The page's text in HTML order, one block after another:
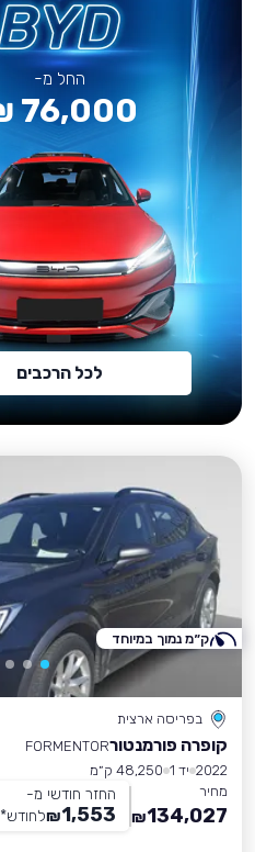
החל מ-
76,000 ₪
לכל הרכבים
בפריסה ארצית
קופרה פורמנטורFORMENTOR
2022 יד 1
48,250 ק״מ
מחיר
134,027
₪
החזר חודשי מ-
1,553
₪לחודש*
ק״מ נמוך במיוחד